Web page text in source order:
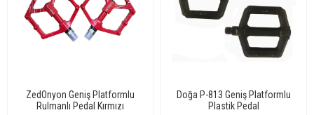
ZedOnyon Geniş Platformlu
Rulmanlı Pedal Kırmızı
Doğa P-813 Geniş Platformlu
Plastik Pedal